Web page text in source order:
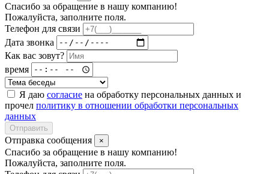
Спасибо за обращение в нашу компанию!
Пожалуйста, заполните поля.
Телефон для связи
Дата звонка
Как вас зовут?
время
Я даю согласие на обработку персональных данных и
прочел политику в отношении обработки персональных
данных
Отправить
Отправка сообщения ×
Спасибо за обращение в нашу компанию!
Пожалуйста, заполните поля.